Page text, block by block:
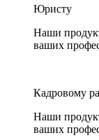
Юристу
Наши
ваших
Кадровому
Наши
ваших